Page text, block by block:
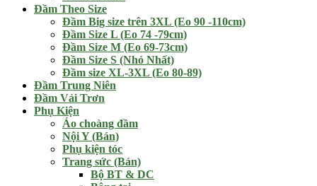
Đầm Theo Size
Đầm Big size trên 3XL (Eo 90 -110cm)
Đầm Size L (Eo 74 -79cm)
Đầm Size M (Eo 69-73cm)
Đầm Size S (Nhỏ Nhất)
Đầm size XL-3XL (Eo 80-89)
Đầm Trung Niên
Đầm Vải Trơn
Phụ Kiện
Áo choàng đầm
Nội Y (Bán)
Phụ kiện tóc
Trang sức (Bán)
Bộ BT & DC